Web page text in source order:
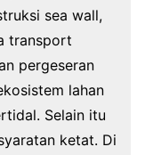
sea wall,
transport
pergeseran
lahan
Selain itu
ketat. Di